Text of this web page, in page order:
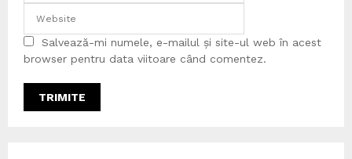
Salvează-mi numele, e-mailul și site-ul web în acest
browser pentru data viitoare când comentez.